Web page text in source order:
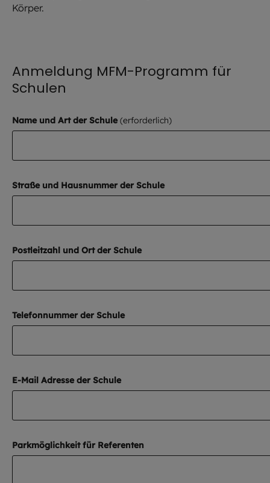
Körper.
Anmeldung MFM-Programm für
Schulen
Name und Art der Schule
Straße und Hausnummer der Schule
Postleitzahl und Ort der Schule
Telefonnummer der Schule
E-Mail Adresse der Schule
Parkmöglichkeit für Referenten